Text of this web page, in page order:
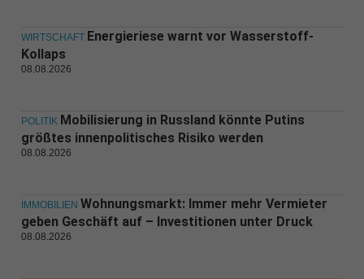
WIRTSCHAFT Energieriese warnt vor Wasserstoff-
Kollaps
08.08.2026
POLITIK Mobilisierung in Russland könnte Putins
größtes innenpolitisches Risiko werden
08.08.2026
IMMOBILIEN Wohnungsmarkt: Immer mehr Vermieter
geben Geschäft auf – Investitionen unter Druck
08.08.2026